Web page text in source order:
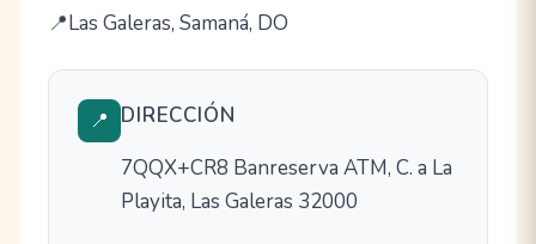
Las Galeras, Samaná, DO
📍 DIRECCIÓN
7QQX+CR8 Banreserva ATM, C. a La
Playita, Las Galeras 32000